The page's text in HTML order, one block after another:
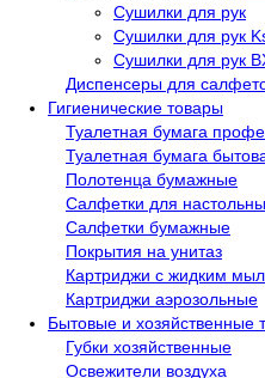
Сушилки для рук
Сушилки для рук
Сушилки для рук
Диспенсеры для
Гигиенические товары
Туалетная бумага
Туалетная бумага
Полотенца бумажные
Салфетки для
Салфетки бумажные
Покрытия на унитаз
Картриджи с жидким
Картриджи аэрозольные
Бытовые и хозяйственные
Губки хозяйственные
Освежители воздуха